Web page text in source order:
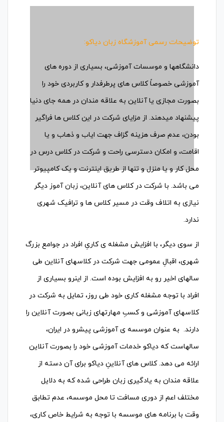
توضیحات رسمی آموزشگاه زبان دیاکو:
دانشگاهها و موسسات آموزشی، بسیاری از دوره های
آموزشی خصوصاً کلاس های پرطرفدار و کاربردی خود را
بصورت مجازی یا آنلاین به علاقه مندان در همه جای دنیا
پیشنهاد میدهند. از مزایای شرکت در این کلاس ها فراگیر
بودن، عدم صرف هزینه گزاف جهت ایاب و ذهاب و یا
اقامت، و امکان دسترسی راحت و شرکت در کلاس درس در
محل کار و یا منزل و تنها از طریق اینترنت و یک کامپیوتر
می باشد. با شرکت در کلاس های آنلاین، زبان آموز دیگر
نیازی به اتلاف وقت در مسیر کلاس ها و ترافیک شهری
ندارد.
از سوی دیگر، با افزایش مشغله ی کاریِ افراد در جوامع بزرگ
شهری، اقبالِ عمومی جهت شرکت در کلاسهای آنلاین طی
سالهای اخیر رو به افزایش بوده است. از اینرو بسیاری از
افراد با توجه مشغله کاری خود طی روز، تمایل به شرکت در
کلاسهای آموزشی و کسبِ مهارتهای زبانی بصورت آنلاین را
دارند. به عنوان موسسه ی آموزشی پیشرو در ایران،
سالهاست که دیاکو خدمات آموزشی خود را بصورت آنلاین
ارائه می دهد. کلاس های آنلاینِ دیاکو برای آن دسته از
علاقه مندان به یادگیری زبان طراحی شده که به دلایل
مختلف اعم از دوری مسافت تا محل موسسه، عدم تطابق
وقت با برنامه های موسسه با توجه به شرایط خاص کاری،